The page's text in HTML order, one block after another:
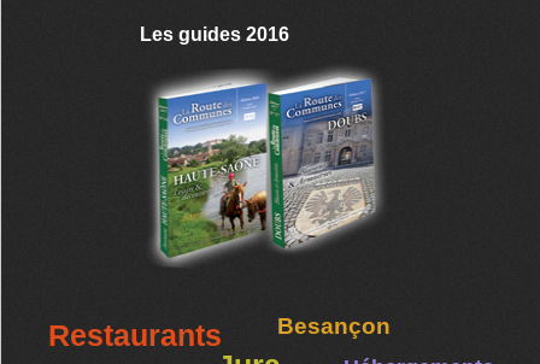
Les guides 2016
Restaurants Besançon